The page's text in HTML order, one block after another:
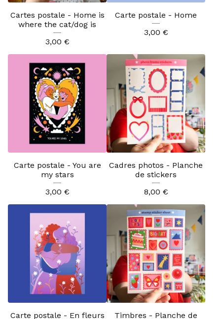
Cartes postale - Home is
where the cat/dog is
3,00 €
Carte postale - Home
3,00 €
Carte postale - You are
my stars
3,00 €
Cadres photos - Planche
de stickers
8,00 €
Carte postale - En fleurs Timbres - Planche de